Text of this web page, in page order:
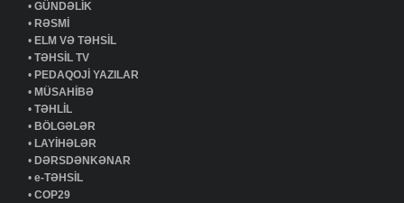
•GÜNDƏLİK
•RƏSMİ
•ELM VƏ TƏHSİL
•TƏHSİL TV
•PEDAQOJİ YAZILAR
•MÜSAHİBƏ
•TƏHLİL
•BÖLGƏLƏR
•LAYİHƏLƏR
•DƏRSDƏNKƏNAR
•e-TƏHSİL
•COP29